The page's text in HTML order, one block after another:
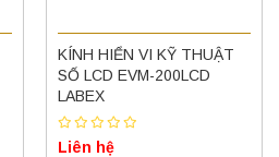
KÍNH HIỂN VI KỸ THUẬT
SỐ LCD EVM-200LCD
LABEX
Liên hệ